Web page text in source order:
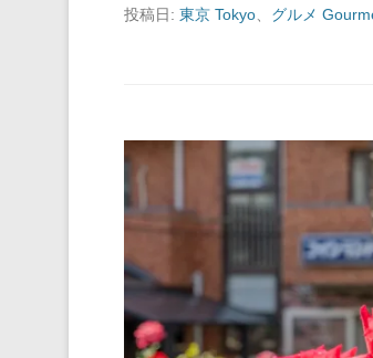
c
o
k
tt
ail er e
投稿日: 東京 Tokyo グルメ